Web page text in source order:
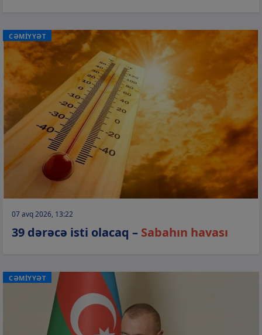
CƏMİYYƏT
07 avq 2026, 13:22
39 dərəcə isti olacaq – Sabahın havası
CƏMİYYƏT